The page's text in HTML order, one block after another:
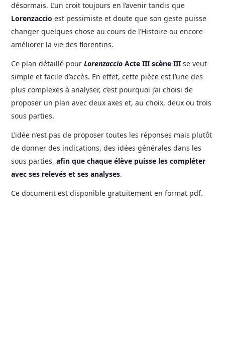
désormais. L’un croit toujours en l’avenir tandis que
Lorenzaccio est pessimiste et doute que son geste puisse
changer quelques chose au cours de l’Histoire ou encore
améliorer la vie des florentins.
Ce plan détaillé pourLorenzaccio Acte III scène III se veut
simple et facile d’accès. En effet, cette pièce est l’une des
plus complexes à analyser, c’est pourquoi j’ai choisi de
proposer un plan avec deux axes et, au choix, deux ou trois
sous parties.
L’idée n’est pas de proposer toutes les réponses mais plutôt
de donner des indications, des idées générales dans les
sous parties,afin que chaque élève puisse les compléter
avec ses relevés et ses analyses.
Ce document est disponible gratuitement en format pdf.